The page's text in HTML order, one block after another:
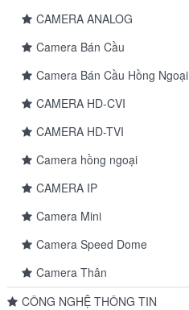
CAMERA ANALOG
Camera Bán Cầu
Camera Bán Cầu Hồng Ngoại
CAMERA HD-CVI
CAMERA HD-TVI
Camera hồng ngoại
CAMERA IP
Camera Mini
Camera Speed Dome
Camera Thân
CÔNG NGHỆ THÔNG TIN